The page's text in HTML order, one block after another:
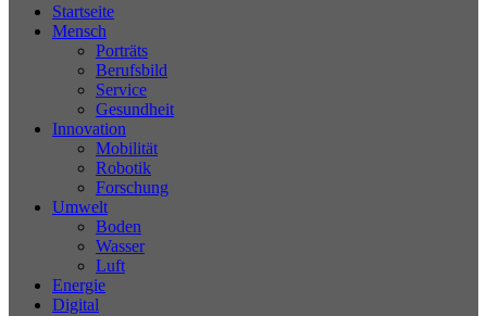
Startseite
Mensch
Porträts
Berufsbild
Service
Gesundheit
Innovation
Mobilität
Robotik
Forschung
Umwelt
Boden
Wasser
Luft
Energie
Digital